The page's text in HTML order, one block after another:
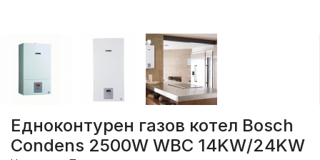
Eдноконтурен газов котел Bosch
Condens 2500W WBC 14KW/24KW